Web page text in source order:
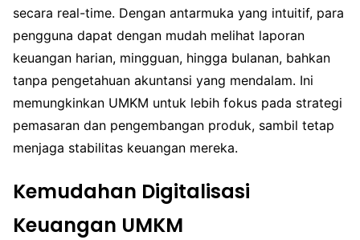
secara real-time. Dengan antarmuka yang intuitif, para
pengguna dapat dengan mudah melihat laporan
keuangan harian, mingguan, hingga bulanan, bahkan
tanpa pengetahuan akuntansi yang mendalam. Ini
memungkinkan UMKM untuk lebih fokus pada strategi
pemasaran dan pengembangan produk, sambil tetap
menjaga stabilitas keuangan mereka.
Kemudahan Digitalisasi
Keuangan UMKM